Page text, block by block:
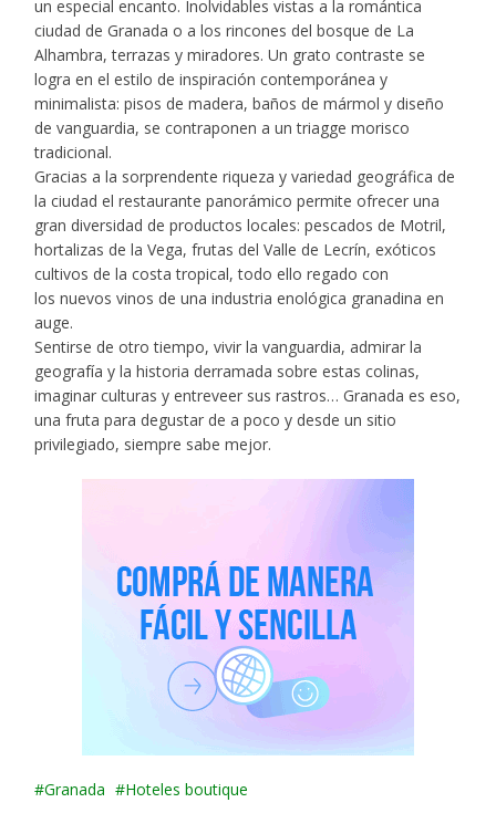
un especial encanto. Inolvidables vistas a la romántica
ciudad de Granada o a los rincones del bosque de La
Alhambra, terrazas y miradores. Un grato contraste se
logra en el estilo de inspiración contemporánea y
minimalista: pisos de madera, baños de mármol y diseño
de vanguardia, se contraponen a un triagge morisco
tradicional.
Gracias a la sorprendente riqueza y variedad geográfica de
la ciudad el restaurante panorámico permite ofrecer una
gran diversidad de productos locales: pescados de Motril,
hortalizas de la Vega, frutas del Valle de Lecrín, exóticos
cultivos de la costa tropical, todo ello regado con
los nuevos vinos de una industria enológica granadina en
auge.
Sentirse de otro tiempo, vivir la vanguardia, admirar la
geografía y la historia derramada sobre estas colinas,
imaginar culturas y entreveer sus rastros… Granada es eso,
una fruta para degustar de a poco y desde un sitio
privilegiado, siempre sabe mejor.
Granada Hoteles boutique